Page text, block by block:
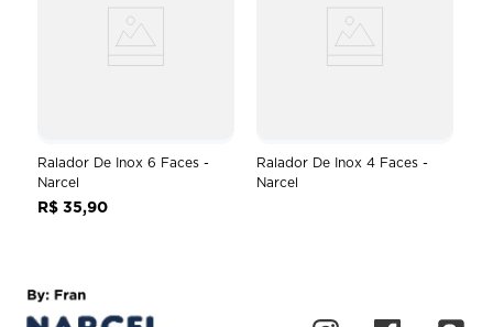
Ralador De Inox 6 Faces -
Narcel
R$ 35,90
Ralador De Inox 4 Faces -
Narcel